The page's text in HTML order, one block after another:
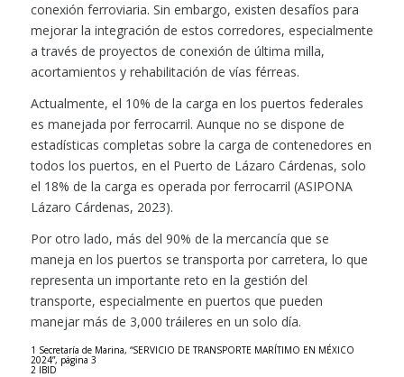
conexión ferroviaria. Sin embargo, existen desafíos para
mejorar la integración de estos corredores, especialmente
a través de proyectos de conexión de última milla,
acortamientos y rehabilitación de vías férreas.
Actualmente, el 10% de la carga en los puertos federales
es manejada por ferrocarril. Aunque no se dispone de
estadísticas completas sobre la carga de contenedores en
todos los puertos, en el Puerto de Lázaro Cárdenas, solo
el 18% de la carga es operada por ferrocarril (ASIPONA
Lázaro Cárdenas, 2023).
Por otro lado, más del 90% de la mercancía que se
maneja en los puertos se transporta por carretera, lo que
representa un importante reto en la gestión del
transporte, especialmente en puertos que pueden
manejar más de 3,000 tráileres en un solo día.
1 Secretaría de Marina, “SERVICIO DE TRANSPORTE MARÍTIMO EN MÉXICO
2024”, página 3
2 IBID